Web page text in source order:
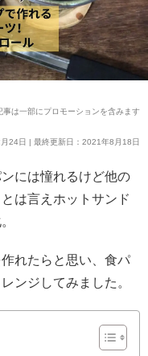
事は一部にプロモーションを含みます
24日 | 最終更新日：2021年8月18日
には憧れるけど他の
は言えホットサンド
れたらと思い、食パ
ンジしてみました。